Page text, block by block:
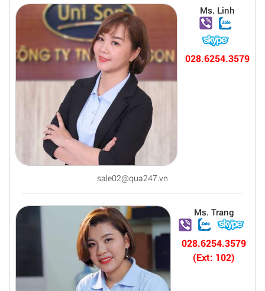
Ms. Linh
028.6254.3579
sale02@qua247.vn
Ms. Trang
028.6254.3579
(Ext: 102)